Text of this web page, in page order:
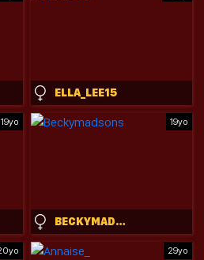
ELLA_LEE15
19yo 19yo
BECKYMADSONS
29yo